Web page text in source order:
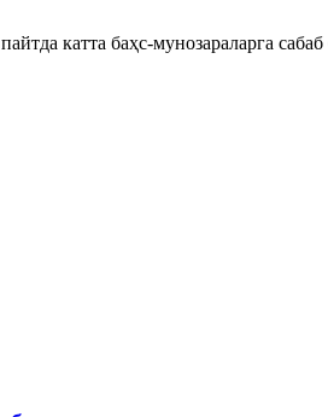
катта баҳс-мунозараларга